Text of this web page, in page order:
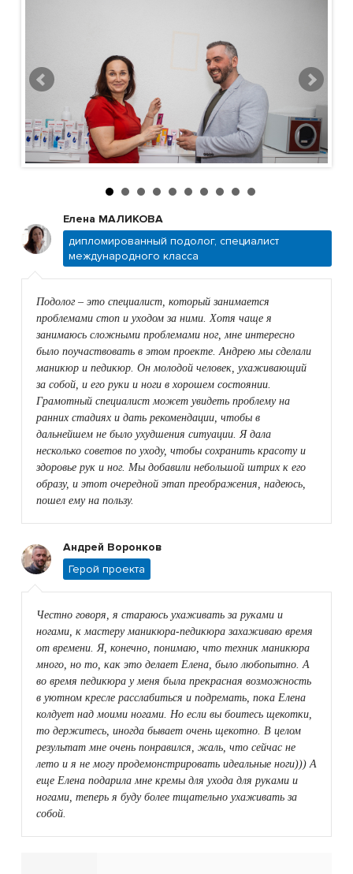
Елена МАЛИКОВА
дипломированный подолог, специалист
международного класса
Подолог – это специалист, который занимается
проблемами стоп и уходом за ними. Хотя чаще я
занимаюсь сложными проблемами ног, мне интересно
было поучаствовать в этом проекте. Андрею мы сделали
маникюр и педикюр. Он молодой человек, ухаживающий
за собой, и его руки и ноги в хорошем состоянии.
Грамотный специалист может увидеть проблему на
ранних стадиях и дать рекомендации, чтобы в
дальнейшем не было ухудшения ситуации. Я дала
несколько советов по уходу, чтобы сохранить красоту и
здоровье рук и ног. Мы добавили небольшой штрих к его
образу, и этот очередной этап преображения, надеюсь,
пошел ему на пользу.
Андрей Воронков
Герой проекта
Честно говоря, я стараюсь ухаживать за руками и
ногами, к мастеру маникюра-педикюра захаживаю время
от времени. Я, конечно, понимаю, что техник маникюра
много, но то, как это делает Елена, было любопытно. А
во время педикюра у меня была прекрасная возможность
в уютном кресле расслабиться и подремать, пока Елена
колдует над моими ногами. Но если вы боитесь щекотки,
то держитесь, иногда бывает очень щекотно. В целом
результат мне очень понравился, жаль, что сейчас не
лето и я не могу продемонстрировать идеальные ноги))) А
еще Елена подарила мне кремы для ухода для руками и
ногами, теперь я буду более тщательно ухаживать за
собой.